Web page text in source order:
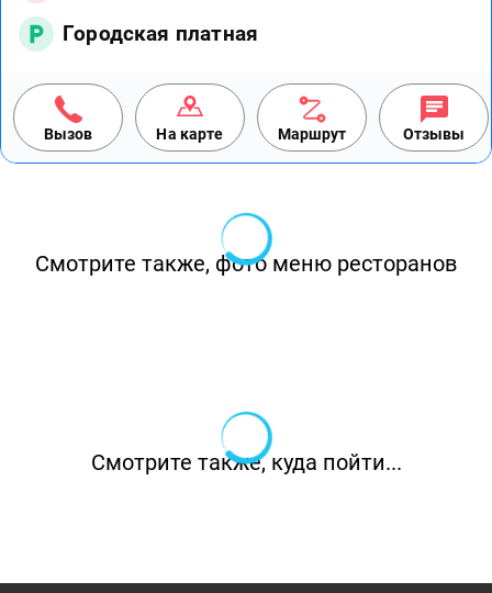
Городская платная
Вызов На карте Маршрут Отзывы
Смотрите также, фото меню ресторанов
Смотрите также, куда пойти...